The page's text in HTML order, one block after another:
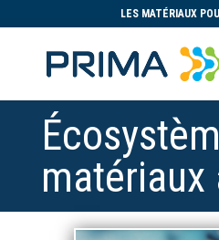
LES MATÉRIAUX
matériaux